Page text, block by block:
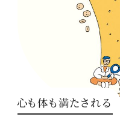
心も体も満たされる